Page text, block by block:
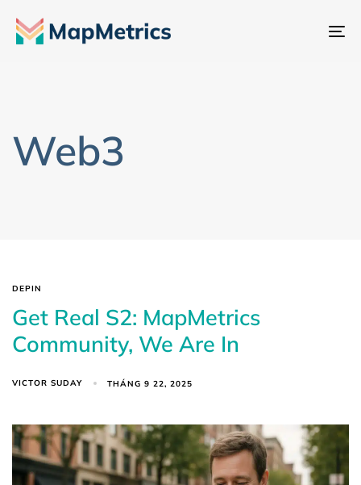
Web3
DEPIN
Get Real S2: MapMetrics
Community, We Are In
VICTOR SUDAY THÁNG 9 22, 2025